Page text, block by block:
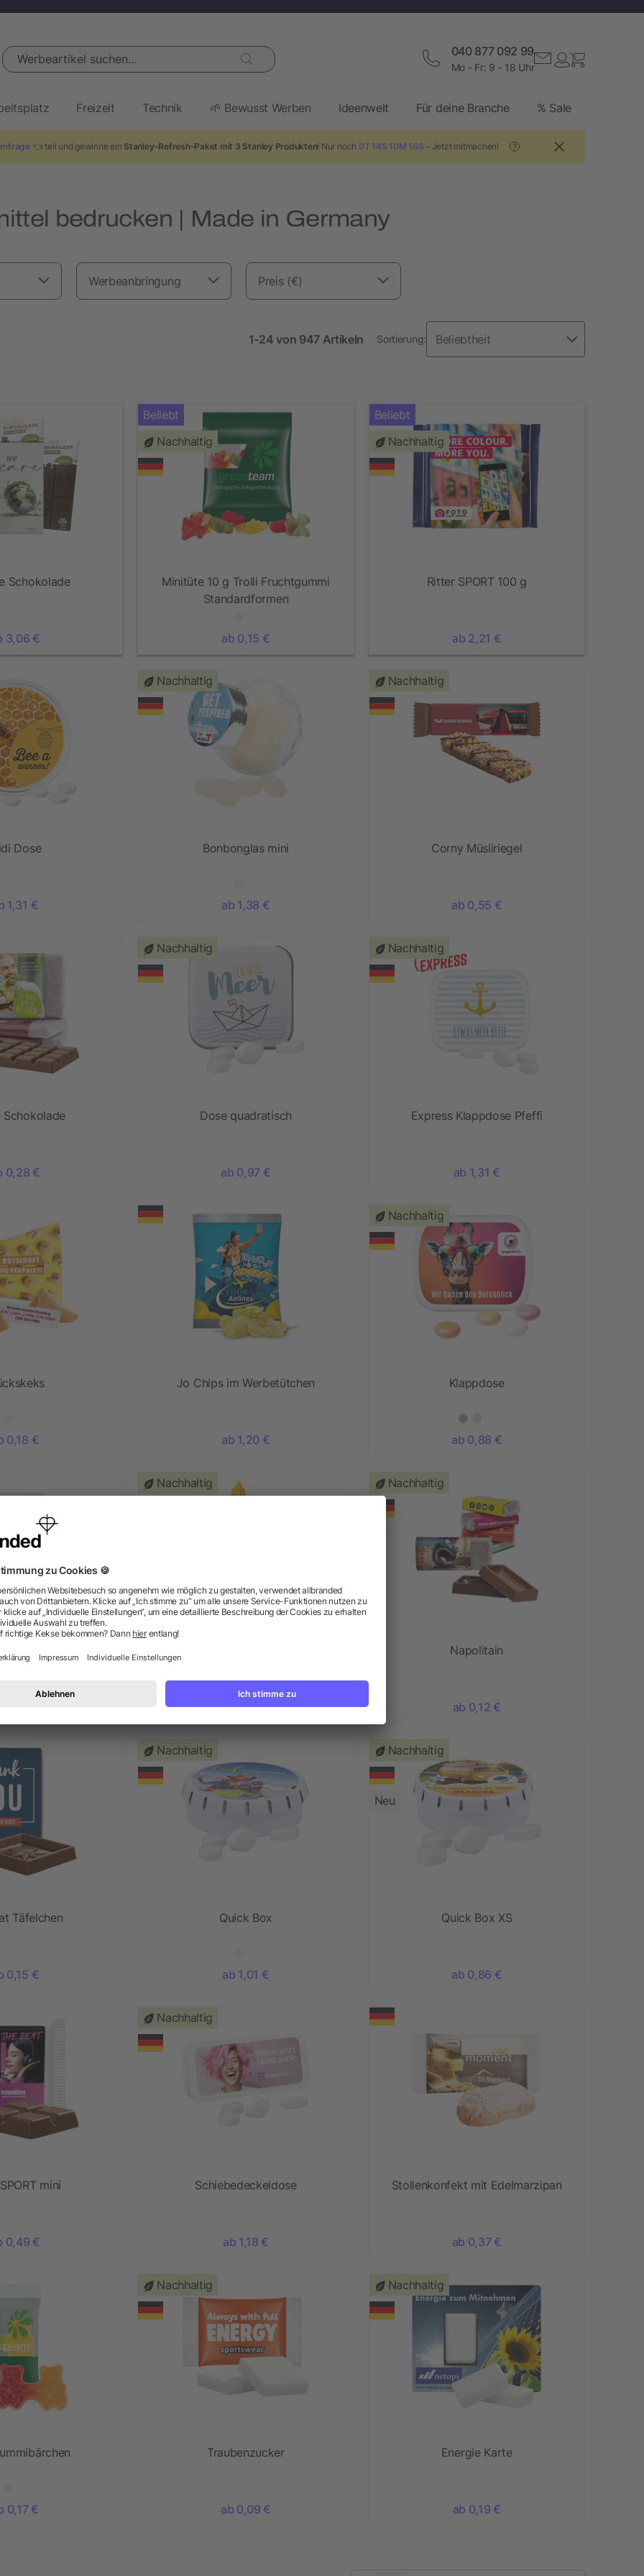
Werbeartikel suchen... 040 877 092 99
Mo - Fr: 9 - 18 Uhr
Freizeit Technik 🌱 Bewusst Werben Ideenwelt Für deine Branche % Sale
👈 teil und gewinne ein Stanley-Refresh-Paket mit 3 Stanley Produkten! Nur noch 0T 14S 10M 15S – Jetzt mitmachen! ?
bedrucken | Made in Germany
Werbeanbringung Preis (€)
1-24 von 947 Artikeln Sortierung:
Schokolade
3,06 €
Beliebt
Nachhaltig
Minitüte 10 g Trolli Fruchtgummi
Standardformen
ab 0,15 €
Beliebt
Nachhaltig
Ritter SPORT 100 g
ab 2,21 €
Dose
1,31 €
Nachhaltig
Bonbonglas mini
ab 1,38 €
Nachhaltig
Corny Müsliriegel
ab 0,55 €
Schokolade
0,28 €
Nachhaltig
Dose quadratisch
ab 0,97 €
Nachhaltig
Express Klappdose Pfeffi
ab 1,31 €
0,18 €
Jo Chips im Werbetütchen
ab 1,20 €
Nachhaltig
Klappdose
ab 0,88 €
Nachhaltig
ab 0,90 €
Nachhaltig
Napolitain
ab 0,12 €
Täfelchen
0,15 €
Nachhaltig
Quick Box
ab 1,01 €
Nachhaltig
Neu
Quick Box XS
ab 0,86 €
mini
0,49 €
Nachhaltig
Schiebedeckeldose
ab 1,18 €
Stollenkonfekt mit Edelmarzipan
ab 0,37 €
0,17 €
Nachhaltig
Traubenzucker
ab 0,09 €
Nachhaltig
Energie Karte
ab 0,19 €